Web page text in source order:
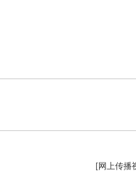
[网上传播